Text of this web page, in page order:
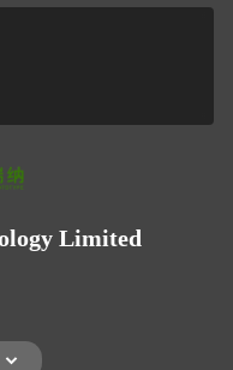
Limited